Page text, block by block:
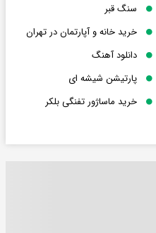
سنگ قبر
خرید خانه و آپارتمان در تهران
دانلود آهنگ
پارتیشن شیشه ای
خرید ماساژور تفنگی بلکر